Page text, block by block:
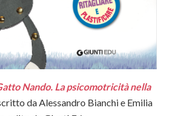
Nando. La psicomotricità nella
da Alessandro Bianchi e Emilia